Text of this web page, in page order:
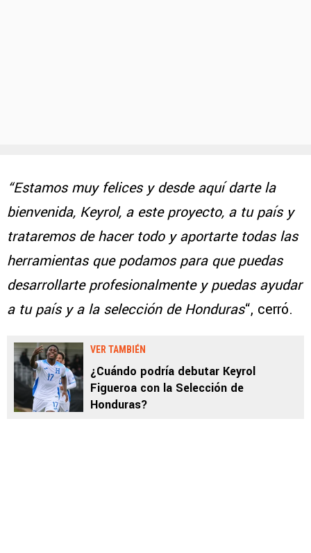
“Estamos muy felices y desde aquí darte la
bienvenida, Keyrol, a este proyecto, a tu país y
trataremos de hacer todo y aportarte todas las
herramientas que podamos para que puedas
desarrollarte profesionalmente y puedas ayudar
a tu país y a la selección de Honduras“, cerró.
VER TAMBIÉN
¿Cuándo podría debutar Keyrol
Figueroa con la Selección de
Honduras?